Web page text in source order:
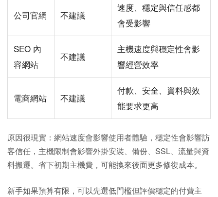
公司官網 不建議
速度、穩定與信任感都
會受影響
SEO 內
容網站
不建議
主機速度與穩定性會影
響經營效率
電商網站 不建議
付款、安全、資料與效
能要求更高
原因很現實：網站速度會影響使用者體驗，穩定性會影響訪
客信任，主機限制會影響外掛安裝、備份、SSL、流量與資
料搬遷。省下初期主機費，可能換來後面更多修復成本。
新手如果預算有限，可以先選低門檻但評價穩定的付費主